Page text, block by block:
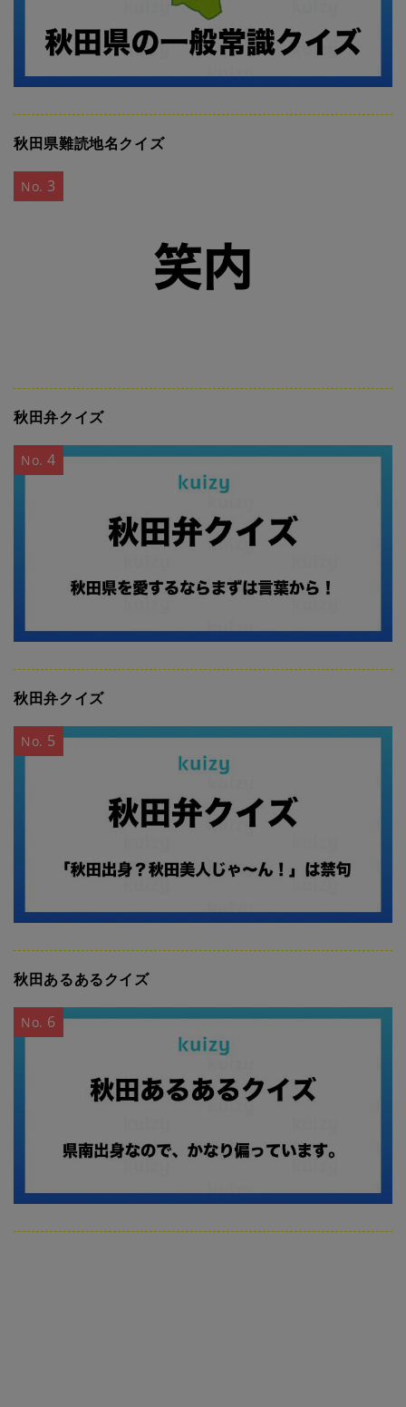
秋田県難読地名クイズ
No. 3
秋田弁クイズ
No.4
秋田弁クイズ
No. 5
秋田あるあるクイズ
No. 6